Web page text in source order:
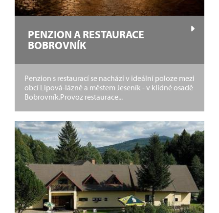
PENZION A RESTAURACE
BOBROVNÍK
Penzion s restaurací se nachází v ideální poloze mezi
obcí Lipová-lázně a městem Jeseník - v klidné osadě
Bobrovník.Provoz restaurace...